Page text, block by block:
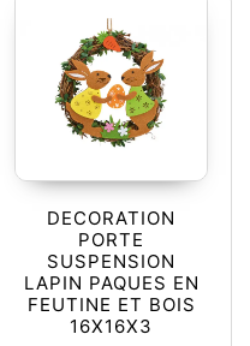
DECORATION
PORTE
SUSPENSION
LAPIN PAQUES EN
FEUTINE ET BOIS
16X16X3